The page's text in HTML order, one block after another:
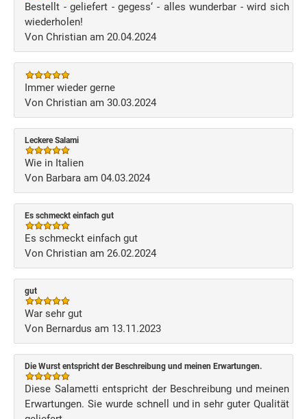
Bestellt - geliefert - gegess‘ - alles wunderbar - wird sich
wiederholen!
Von Christian am 20.04.2024
Immer wieder gerne
Von Christian am 30.03.2024
Leckere Salami
Wie in Italien
Von Barbara am 04.03.2024
Es schmeckt einfach gut
Es schmeckt einfach gut
Von Christian am 26.02.2024
gut
War sehr gut
Von Bernardus am 13.11.2023
Die Wurst entspricht der Beschreibung und meinen Erwartungen.
Diese Salametti entspricht der Beschreibung und meinen
Erwartungen. Sie wurde schnell und in sehr guter Qualität